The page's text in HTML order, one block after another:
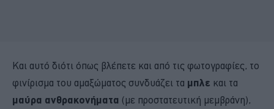
Και αυτό διότι όπως βλέπετε και από τις φωτογραφίες, το
φινίρισμα του αμαξώματος συνδυάζει τα μπλε και τα
μαύρα ανθρακονήματα (με προστατευτική μεμβράνη),